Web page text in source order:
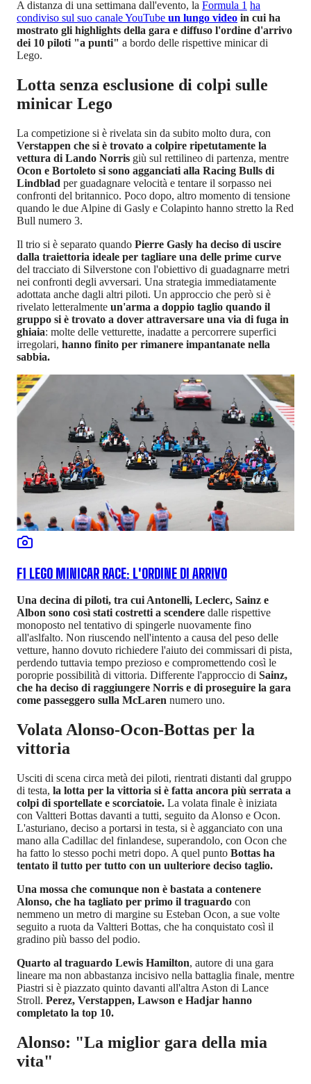
A distanza di una settimana dall'evento, la Formula 1 ha
condiviso sul suo canale YouTube un lungo video in cui ha
mostrato gli highlights della gara e diffuso l'ordine d'arrivo
dei 10 piloti "a punti" a bordo delle rispettive minicar di
Lego.
Lotta senza esclusione di colpi sulle
minicar Lego
La competizione si è rivelata sin da subito molto dura, con
Verstappen che si è trovato a colpire ripetutamente la
vettura di Lando Norris giù sul rettilineo di partenza, mentre
Ocon e Bortoleto si sono agganciati alla Racing Bulls di
Lindblad per guadagnare velocità e tentare il sorpasso nei
confronti del britannico. Poco dopo, altro momento di tensione
quando le due Alpine di Gasly e Colapinto hanno stretto la Red
Bull numero 3.
Il trio si è separato quando Pierre Gasly ha deciso di uscire
dalla traiettoria ideale per tagliare una delle prime curve
del tracciato di Silverstone con l'obiettivo di guadagnarre metri
nei confronti degli avversari. Una strategia immediatamente
adottata anche dagli altri piloti. Un approccio che però si è
rivelato letteralmente un'arma a doppio taglio quando il
gruppo si è trovato a dover attraversare una via di fuga in
ghiaia: molte delle vetturette, inadatte a percorrere superfici
irregolari, hanno finito per rimanere impantanate nella
sabbia.
F1 LEGO MINICAR RACE: L'ORDINE DI ARRIVO
Una decina di piloti, tra cui Antonelli, Leclerc, Sainz e
Albon sono così stati costretti a scendere dalle rispettive
monoposto nel tentativo di spingerle nuovamente fino
all'aslfalto. Non riuscendo nell'intento a causa del peso delle
vetture, hanno dovuto richiedere l'aiuto dei commissari di pista,
perdendo tuttavia tempo prezioso e compromettendo così le
poroprie possibilità di vittoria. Differente l'approccio di Sainz,
che ha deciso di raggiungere Norris e di proseguire la gara
come passeggero sulla McLaren numero uno.
Volata Alonso-Ocon-Bottas per la
vittoria
Usciti di scena circa metà dei piloti, rientrati distanti dal gruppo
di testa, la lotta per la vittoria si è fatta ancora più serrata a
colpi di sportellate e scorciatoie. La volata finale è iniziata
con Valtteri Bottas davanti a tutti, seguito da Alonso e Ocon.
L'asturiano, deciso a portarsi in testa, si è agganciato con una
mano alla Cadillac del finlandese, superandolo, con Ocon che
ha fatto lo stesso pochi metri dopo. A quel punto Bottas ha
tentato il tutto per tutto con un uulteriore deciso taglio.
Una mossa che comunque non è bastata a contenere
Alonso, che ha tagliato per primo il traguardo con
nemmeno un metro di margine su Esteban Ocon, a sue volte
seguito a ruota da Valtteri Bottas, che ha conquistato così il
gradino più basso del podio.
Quarto al traguardo Lewis Hamilton, autore di una gara
lineare ma non abbastanza incisivo nella battaglia finale, mentre
Piastri si è piazzato quinto davanti all'altra Aston di Lance
Stroll. Perez, Verstappen, Lawson e Hadjar hanno
completato la top 10.
Alonso: "La miglior gara della mia
vita"